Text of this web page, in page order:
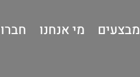
מבצעים מי אנחנו